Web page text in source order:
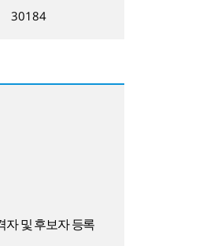
30184
자 및 후보자 등록